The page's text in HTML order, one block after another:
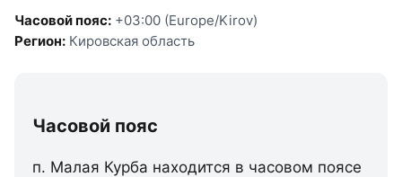
Часовой пояс: +03:00 (Europe/Kirov)
Регион: Кировская область
Часовой пояс
п. Малая Курба находится в часовом поясе